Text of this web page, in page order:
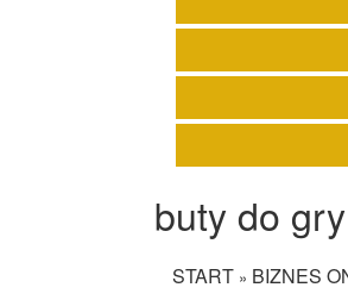
buty do
START » BIZNES